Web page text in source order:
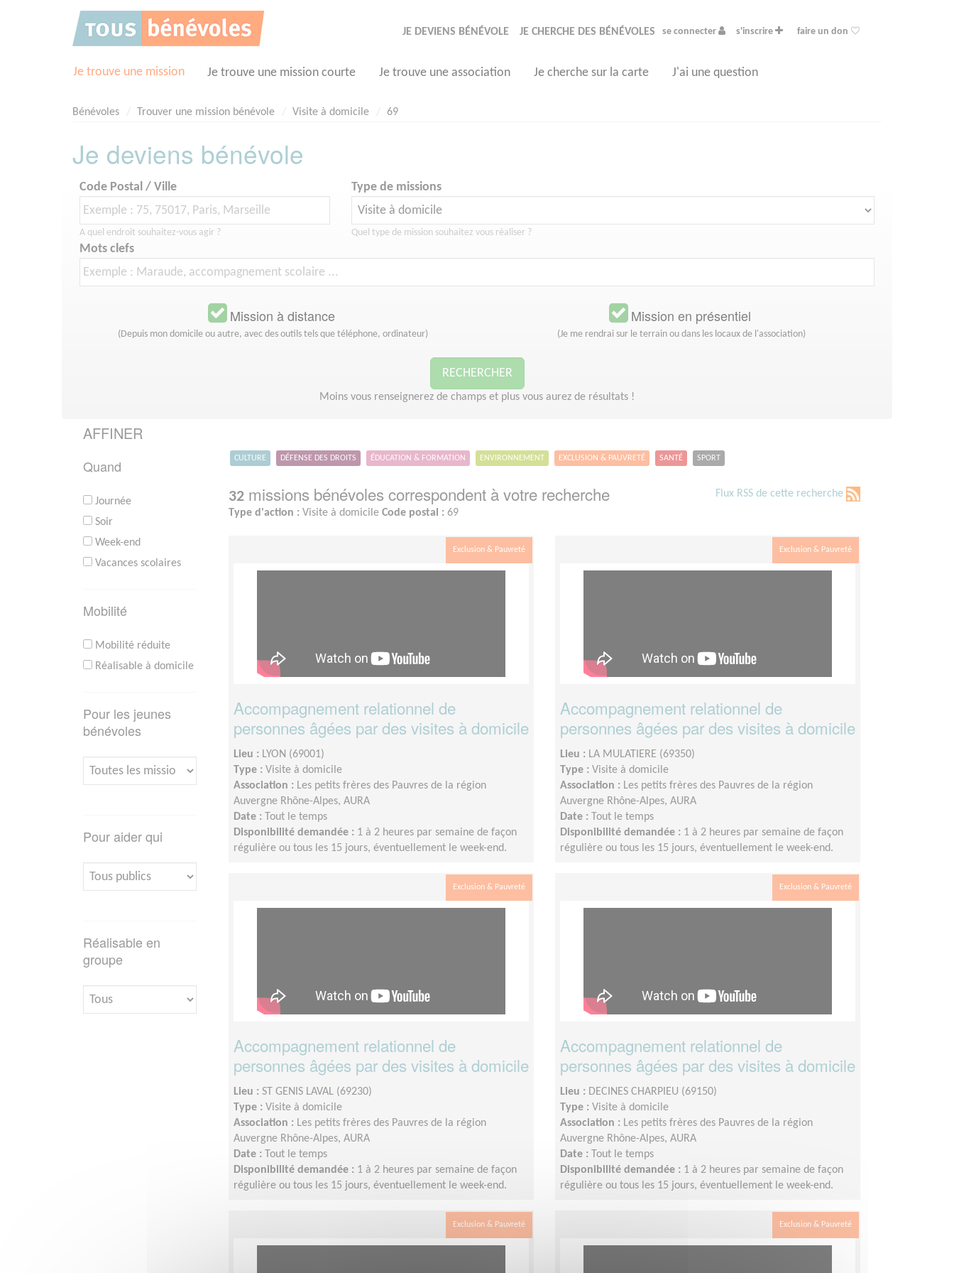
JE DEVIENS BÉNÉVOLE JE CHERCHE DES BÉNÉVOLES se connecter s'inscrire faire un don
Je trouve une mission Je trouve une mission courte Je trouve une association Je cherche sur la carte J'ai une question
Bénévoles Trouver une mission bénévole Visite à domicile 69
Je deviens bénévole
Code Postal / Ville
A quel endroit souhaitez-vous agir ?
Type de missions
Quel type de mission souhaitez vous réaliser ?
Mots clefs
Mission à distance
(Depuis mon domicile ou autre, avec des outils tels que téléphone, ordinateur)
Mission en présentiel
(Je me rendrai sur le terrain ou dans les locaux de l'association)
RECHERCHER
Moins vous renseignerez de champs et plus vous aurez de résultats !
AFFINER
Quand
Journée
Soir
Week-end
Vacances scolaires
Mobilité
Mobilité réduite
Réalisable à domicile
Pour les jeunes
bénévoles
Pour aider qui
Réalisable en
groupe
CULTURE DÉFENSE DES DROITS ÉDUCATION & FORMATION ENVIRONNEMENT EXCLUSION & PAUVRETÉ SANTÉ SPORT
Flux RSS de cette recherche
32 missions bénévoles correspondent à votre recherche
Type d'action : Visite à domicile Code postal : 69
Exclusion & Pauvreté
Accompagnement relationnel de
personnes âgées par des visites à domicile
Lieu : LYON (69001)
Type : Visite à domicile
Association : Les petits frères des Pauvres de la région
Auvergne Rhône-Alpes, AURA
Date :
Tout le temps
Disponibilité demandée : 1 à 2 heures par semaine de façon
régulière ou tous les 15 jours, éventuellement le week-end.
Exclusion & Pauvreté
Accompagnement relationnel de
personnes âgées par des visites à domicile
Lieu : LA MULATIERE (69350)
Type : Visite à domicile
Association : Les petits frères des Pauvres de la région
Auvergne Rhône-Alpes, AURA
Date :
Tout le temps
Disponibilité demandée : 1 à 2 heures par semaine de façon
régulière ou tous les 15 jours, éventuellement le week-end.
Exclusion & Pauvreté
Accompagnement relationnel de
personnes âgées par des visites à domicile
Lieu : ST GENIS LAVAL (69230)
Type : Visite à domicile
Association : Les petits frères des Pauvres de la région
Auvergne Rhône-Alpes, AURA
Date :
Tout le temps
Disponibilité demandée : 1 à 2 heures par semaine de façon
régulière ou tous les 15 jours, éventuellement le week-end.
Exclusion & Pauvreté
Accompagnement relationnel de
personnes âgées par des visites à domicile
Lieu : DECINES CHARPIEU (69150)
Type : Visite à domicile
Association : Les petits frères des Pauvres de la région
Auvergne Rhône-Alpes, AURA
Date :
Tout le temps
Disponibilité demandée : 1 à 2 heures par semaine de façon
régulière ou tous les 15 jours, éventuellement le week-end.
Exclusion & Pauvreté Exclusion & Pauvreté